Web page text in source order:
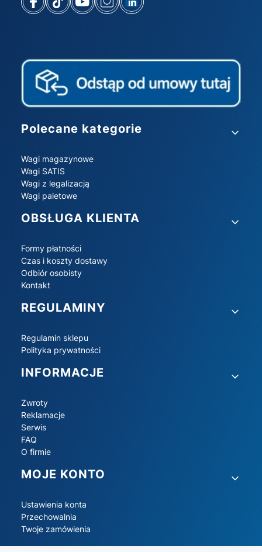
Linki w stopce
Polecane kategorie
Wagi magazynowe
Wagi SATIS
Wagi z legalizacją
Wagi paletowe
OBSŁUGA KLIENTA
Formy płatności
Czas i koszty dostawy
Odbiór osobisty
Kontakt
REGULAMINY
Regulamin sklepu
Polityka prywatności
INFORMACJE
Zwroty
Reklamacje
Serwis
FAQ
O firmie
MOJE KONTO
Ustawienia konta
Przechowalnia
Twoje zamówienia